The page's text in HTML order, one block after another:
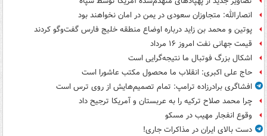
انصارالله: متجاوزان سعودی در یمن در امان نخواهند بود
پوتین و محمد بن زاید درباره اوضاع منطقه خلیج فارس گفت‌وگو کردند
قیمت جهانی نفت امروز ۱۶ مرداد
اشکال بزرگ فوتبال ما نتیجه‌گرایی است
حاج علی اکبری: انقلاب ما محصول مکتب عاشورا است
افشاگری برادرزاده ترامپ: تمام تصمیم‌هایش از روی ترس است
چرا محمد صلاح ترکیه را به عربستان و آمریکا ترجیح داد
وقوع انفجار مهیب در مسکو
دست بالای ایران در مذاکرات جاری!